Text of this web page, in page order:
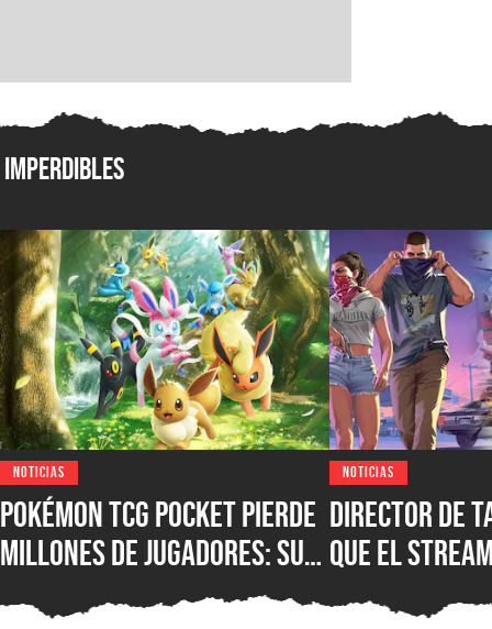
Imperdibles
NOTICIAS
Pokémon TCG Pocket pierde
millones de jugadores: su
base de usuarios cayó más
NOTICIAS
Director de
que el
para